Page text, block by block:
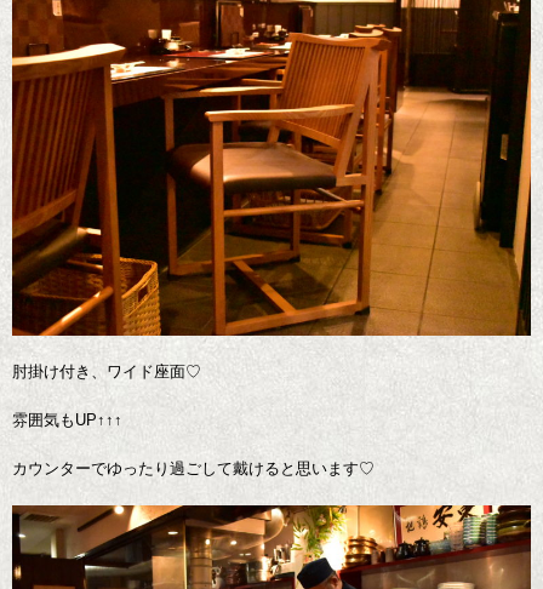
肘掛け付き、ワイド座面♡
雰囲気もUP↑↑↑
カウンターでゆったり過ごして戴けると思います♡